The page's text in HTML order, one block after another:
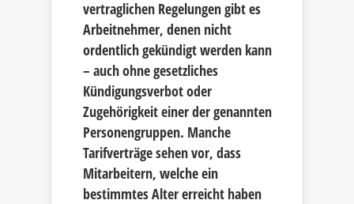
vertraglichen Regelungen gibt es
Arbeitnehmer, denen nicht
ordentlich gekündigt werden kann
– auch ohne gesetzliches
Kündigungsverbot oder
Zugehörigkeit einer der genannten
Personengruppen. Manche
Tarifverträge sehen vor, dass
Mitarbeitern, welche ein
bestimmtes Alter erreicht haben